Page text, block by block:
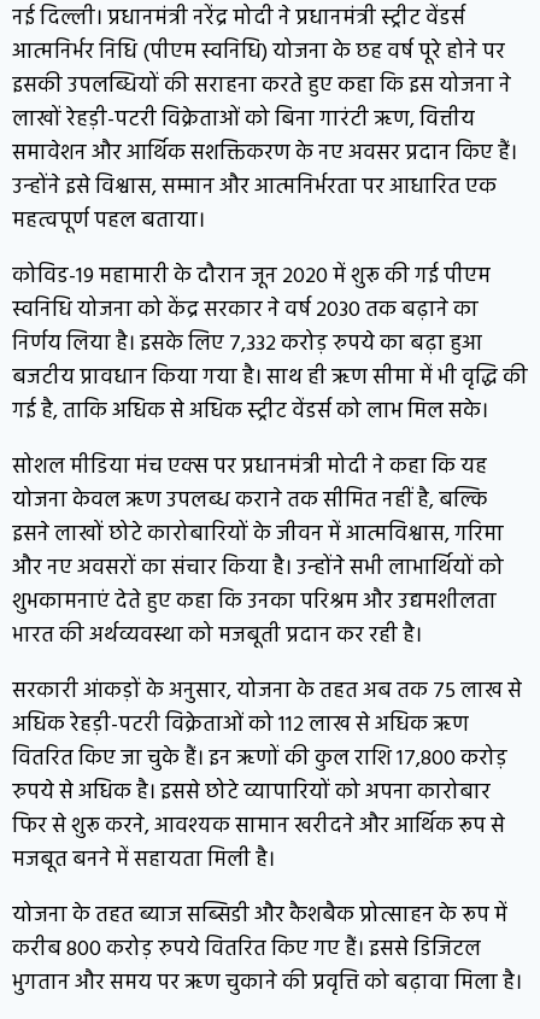
नई दिल्ली। प्रधानमंत्री नरेंद्र मोदी ने प्रधानमंत्री स्ट्रीट वेंडर्स
आत्मनिर्भर निधि (पीएम स्वनिधि) योजना के छह वर्ष पूरे होने पर
इसकी उपलब्धियों की सराहना करते हुए कहा कि इस योजना ने
लाखों रेहड़ी-पटरी विक्रेताओं को बिना गारंटी ऋण, वित्तीय
समावेशन और आर्थिक सशक्तिकरण के नए अवसर प्रदान किए हैं।
उन्होंने इसे विश्वास, सम्मान और आत्मनिर्भरता पर आधारित एक
महत्वपूर्ण पहल बताया।
कोविड-19 महामारी के दौरान जून 2020 में शुरू की गई पीएम
स्वनिधि योजना को केंद्र सरकार ने वर्ष 2030 तक बढ़ाने का
निर्णय लिया है। इसके लिए 7,332 करोड़ रुपये का बढ़ा हुआ
बजटीय प्रावधान किया गया है। साथ ही ऋण सीमा में भी वृद्धि की
गई है, ताकि अधिक से अधिक स्ट्रीट वेंडर्स को लाभ मिल सके।
सोशल मीडिया मंच एक्स पर प्रधानमंत्री मोदी ने कहा कि यह
योजना केवल ऋण उपलब्ध कराने तक सीमित नहीं है, बल्कि
इसने लाखों छोटे कारोबारियों के जीवन में आत्मविश्वास, गरिमा
और नए अवसरों का संचार किया है। उन्होंने सभी लाभार्थियों को
शुभकामनाएं देते हुए कहा कि उनका परिश्रम और उद्यमशीलता
भारत की अर्थव्यवस्था को मजबूती प्रदान कर रही है।
सरकारी आंकड़ों के अनुसार, योजना के तहत अब तक 75 लाख से
अधिक रेहड़ी-पटरी विक्रेताओं को 112 लाख से अधिक ऋण
वितरित किए जा चुके हैं। इन ऋणों की कुल राशि 17,800 करोड़
रुपये से अधिक है। इससे छोटे व्यापारियों को अपना कारोबार
फिर से शुरू करने, आवश्यक सामान खरीदने और आर्थिक रूप से
मजबूत बनने में सहायता मिली है।
योजना के तहत ब्याज सब्सिडी और कैशबैक प्रोत्साहन के रूप में
करीब 800 करोड़ रुपये वितरित किए गए हैं। इससे डिजिटल
भुगतान और समय पर ऋण चुकाने की प्रवृत्ति को बढ़ावा मिला है।